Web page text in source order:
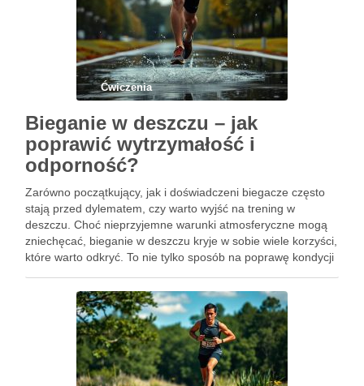
Ćwiczenia
Bieganie w deszczu – jak
poprawić wytrzymałość i
odporność?
Zarówno początkujący, jak i doświadczeni biegacze często
stają przed dylematem, czy warto wyjść na trening w
deszczu. Choć nieprzyjemne warunki atmosferyczne mogą
zniechęcać, bieganie w deszczu kryje w sobie wiele korzyści,
które warto odkryć. To nie tylko sposób na poprawę kondycji
wzmacnianie odporności. …